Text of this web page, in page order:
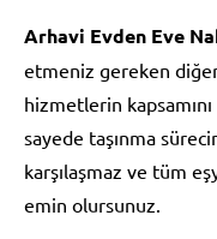
Arhavi Evden Eve
etmeniz gereken
hizmetlerin
sayede taşınma
karşılaşmaz ve tüm
emin olursunuz.